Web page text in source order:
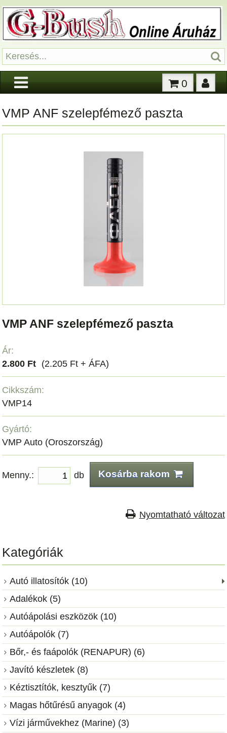
0
VMP ANF szelepfémező paszta
VMP ANF szelepfémező paszta
Ár:
2.800 Ft (2.205 Ft + ÁFA)
Cikkszám:
VMP14
Gyártó:
VMP Auto (Oroszország)
Menny.: db Kosárba rakom
Nyomtatható változat
Kategóriák
Autó illatosítók (10)
Adalékok (5)
Autóápolási eszközök (10)
Autóápolók (7)
Bőr,- és faápolók (RENAPUR) (6)
Javító készletek (8)
Kéztisztítók, kesztyűk (7)
Magas hőtűrésű anyagok (4)
Vízi járművekhez (Marine) (3)